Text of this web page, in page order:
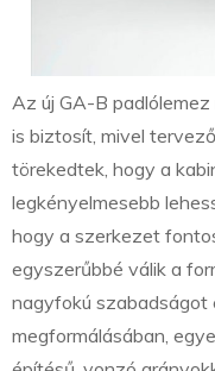
Az új GA-B
is biztosít, mivel
törekedtek, hogy a
legkényelmesebb
hogy a szerkezet
egyszerűbbé válik a
nagyfokú szabadságot
megformálásában,